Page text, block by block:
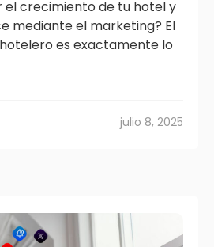
el crecimiento de tu hotel y
mediante el marketing? El
es exactamente lo
julio 8, 2025